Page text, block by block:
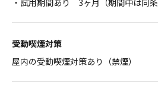
・試用期間あり 3ヶ月（期間中は同条
受動喫煙対策
屋内の受動喫煙対策あり（禁煙）